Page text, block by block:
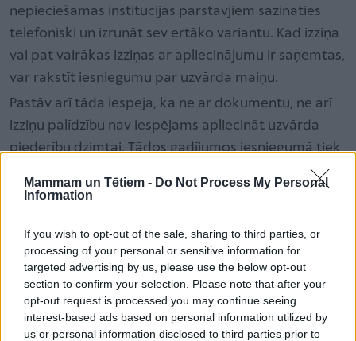
Mammam un Tētiem - Do Not Process My Personal
Information
If you wish to opt-out of the sale, sharing to third parties, or
processing of your personal or sensitive information for
targeted advertising by us, please use the below opt-out
section to confirm your selection. Please note that after your
opt-out request is processed you may continue seeing
interest-based ads based on personal information utilized by
us or personal information disclosed to third parties prior to
nepieciešamās institūcijas pārstāvjiem sazināties
telefoniski un izrunāt sev ērtāko variantu. Kad izziņa
vai pat vairākas izziņas ar apliecinājumu ir saņemtas,
var rakstīt iesniegumu par uzvārda maiņu.
Pastāv arī tāda iespēja, ka ne ar dokumentu, ne arī
izziņu palīdzību nav iespējams apliecināt uzvārda
piederību dzimtai. Tādos gadījumos iesniegumā tiek
pausts lūgums atļaut nomainīt pašreizējo uzvārdu uz
brīvi izvēlētu uzvārdu.
Brīvdomīgāki prāti šo normu izmanto pa savam, jo
tas nozīmē, ka ir tiesības nomainīt savu uzvārdu uz
jebkuru citu, tajā skaitā slavenību, uzvārdu. Viens no
Latvijā reāliem gadījumiem – cilvēks izvēlējās
uzvārdu Radzivils. Oriģināli šis uzvārds piederēja